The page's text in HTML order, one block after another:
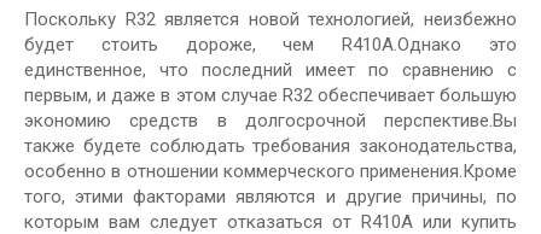
Поскольку R32 является новой технологией, неизбежно
будет стоить дороже, чем R410A.Однако это
единственное, что последний имеет по сравнению с
первым, и даже в этом случае R32 обеспечивает большую
экономию средств в долгосрочной перспективе.Вы
также будете соблюдать требования законодательства,
особенно в отношении коммерческого применения.Кроме
того, этими факторами являются и другие причины, по
которым вам следует отказаться от R410A или купить